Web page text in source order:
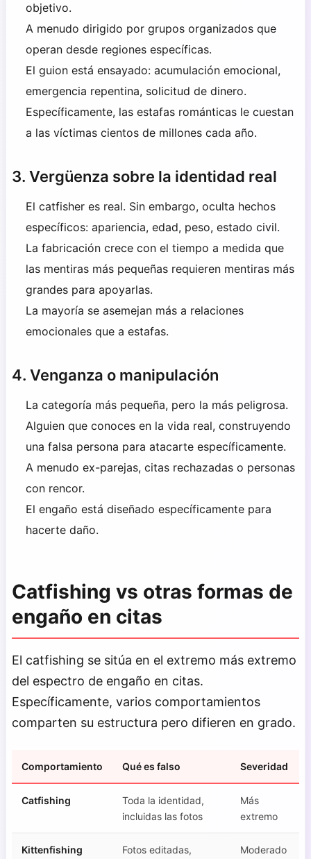
objetivo.
A menudo dirigido por grupos organizados que
operan desde regiones específicas.
El guion está ensayado: acumulación emocional,
emergencia repentina, solicitud de dinero.
Específicamente, las estafas románticas le cuestan
a las víctimas cientos de millones cada año.
3. Vergüenza sobre la identidad real
El catfisher es real. Sin embargo, oculta hechos
específicos: apariencia, edad, peso, estado civil.
La fabricación crece con el tiempo a medida que
las mentiras más pequeñas requieren mentiras más
grandes para apoyarlas.
La mayoría se asemejan más a relaciones
emocionales que a estafas.
4. Venganza o manipulación
La categoría más pequeña, pero la más peligrosa.
Alguien que conoces en la vida real, construyendo
una falsa persona para atacarte específicamente.
A menudo ex-parejas, citas rechazadas o personas
con rencor.
El engaño está diseñado específicamente para
hacerte daño.
Catfishing vs otras formas de
engaño en citas
El catfishing se sitúa en el extremo más extremo
del espectro de engaño en citas.
Específicamente, varios comportamientos
comparten su estructura pero difieren en grado.
Comportamiento Qué es falso Severidad
Catfishing
Toda la identidad,
incluidas las fotos
Más
extremo
Kittenfishing
Fotos editadas,
Moderado